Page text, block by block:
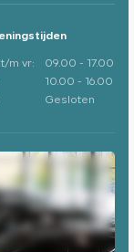
t/m vr:
09.00 - 17.00
10.00 - 16.00
Gesloten